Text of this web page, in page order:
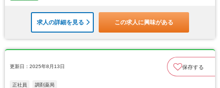
求人の詳細を見る この求人に興味がある
更新日：2025年8月13日 保存する
正社員 調剤薬局